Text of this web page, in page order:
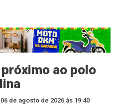
ao polo
06 de agosto de 2026 às 19:40